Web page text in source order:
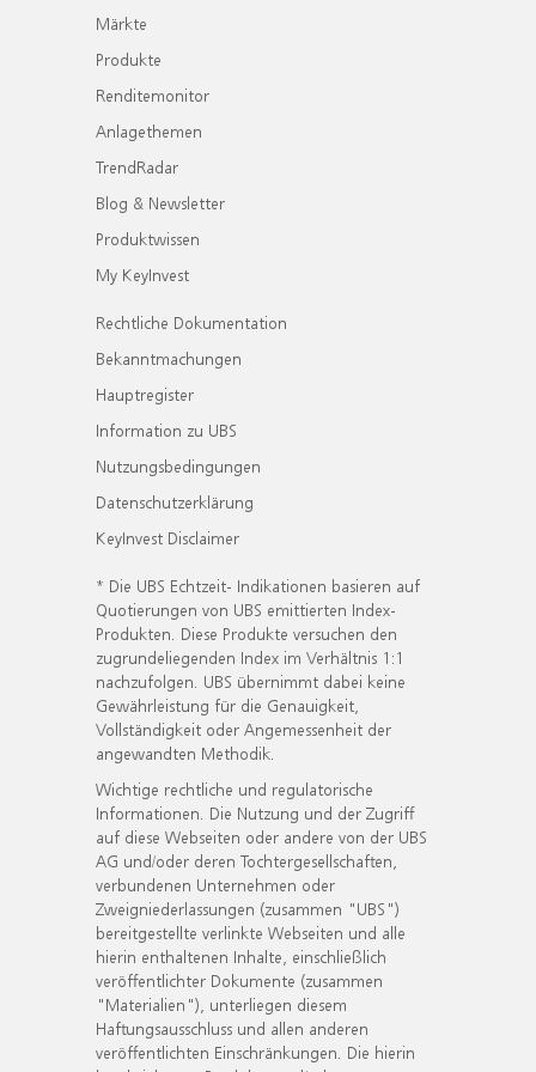
Märkte
Produkte
Renditemonitor
Anlagethemen
TrendRadar
Blog & Newsletter
Produktwissen
My KeyInvest
Rechtliche Dokumentation
Bekanntmachungen
Hauptregister
Information zu UBS
Nutzungsbedingungen
Datenschutzerklärung
KeyInvest Disclaimer
* Die UBS Echtzeit- Indikationen basieren auf
Quotierungen von UBS emittierten Index-
Produkten. Diese Produkte versuchen den
zugrundeliegenden Index im Verhältnis 1:1
nachzufolgen. UBS übernimmt dabei keine
Gewährleistung für die Genauigkeit,
Vollständigkeit oder Angemessenheit der
angewandten Methodik.
Wichtige rechtliche und regulatorische
Informationen. Die Nutzung und der Zugriff
auf diese Webseiten oder andere von der UBS
AG und/oder deren Tochtergesellschaften,
verbundenen Unternehmen oder
Zweigniederlassungen (zusammen "UBS")
bereitgestellte verlinkte Webseiten und alle
hierin enthaltenen Inhalte, einschließlich
veröffentlichter Dokumente (zusammen
"Materialien"), unterliegen diesem
Haftungsausschluss und allen anderen
veröffentlichten Einschränkungen. Die hierin